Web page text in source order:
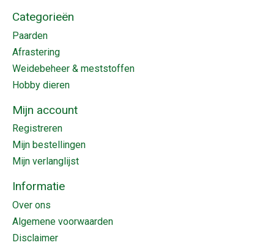
Categorieën
Paarden
Afrastering
Weidebeheer & meststoffen
Hobby dieren
Mijn account
Registreren
Mijn bestellingen
Mijn verlanglijst
Informatie
Over ons
Algemene voorwaarden
Disclaimer